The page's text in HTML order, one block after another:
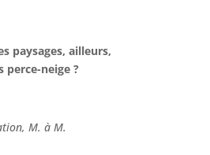
paysages, ailleurs,
perce-neige ?
M. à M.